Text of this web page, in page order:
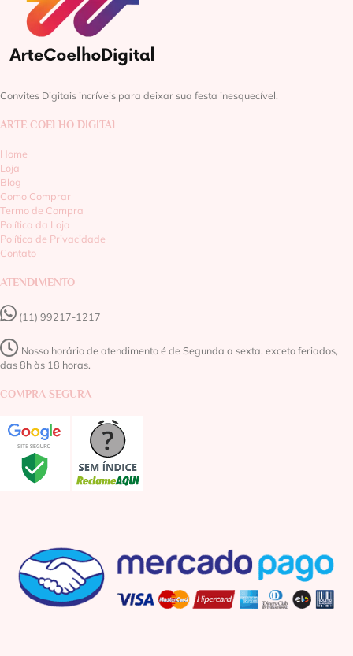
Convites Digitais incríveis para deixar sua festa inesquecível.
ARTE COELHO DIGITAL
Home
Loja
Blog
Como Comprar
Termo de Compra
Política da Loja
Política de Privacidade
Contato
ATENDIMENTO
(11) 99217-1217‬
Nosso horário de atendimento é de Segunda a sexta, exceto feriados,
das 8h às 18 horas.
COMPRA SEGURA